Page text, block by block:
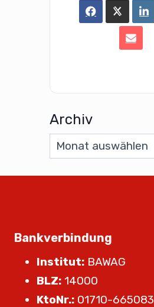
Archiv
Bankverbindung
Institut: BAWAG
BLZ: 14000
KtoNr.: 01710-665083